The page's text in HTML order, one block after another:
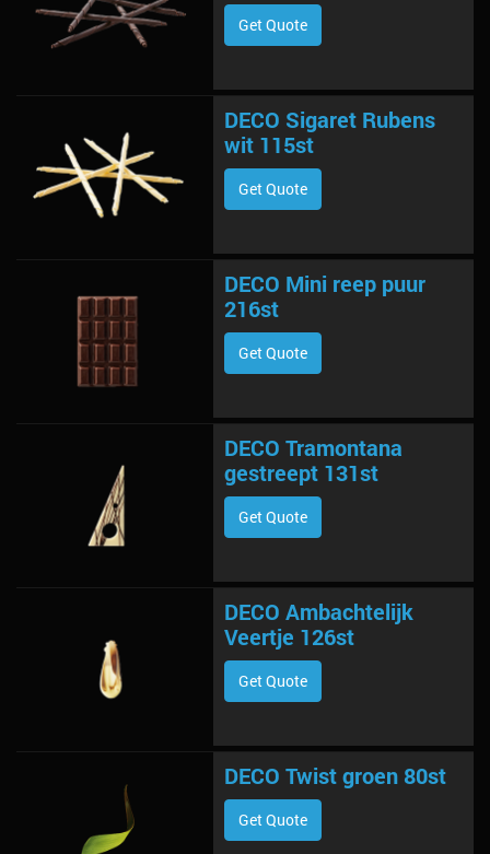
Get Quote
DECO Sigaret Rubens
wit 115st
Get Quote
DECO Mini reep puur
216st
Get Quote
DECO Tramontana
gestreept 131st
Get Quote
DECO Ambachtelijk
Veertje 126st
Get Quote
DECO Twist groen 80st
Get Quote